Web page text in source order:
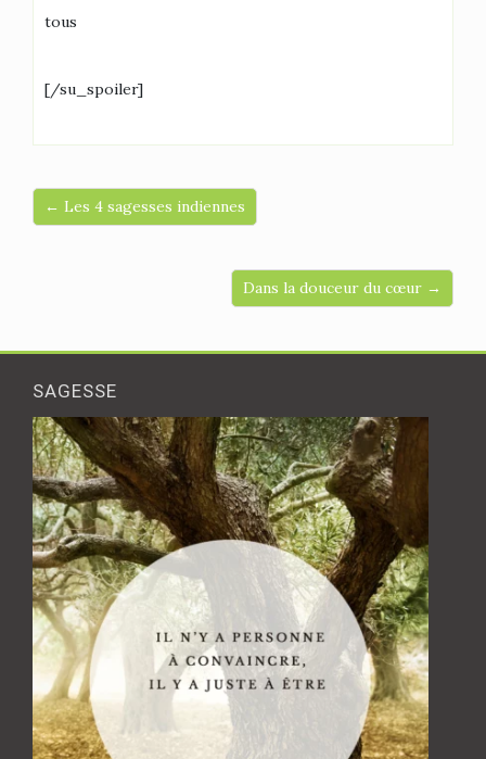
tous
[/su_spoiler]
← Les 4 sagesses indiennes
Dans la douceur du cœur →
SAGESSE